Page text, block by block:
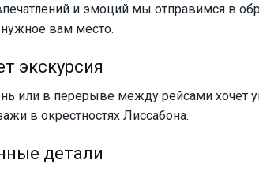
и эмоций мы отправимся в
вам место.
экскурсия
или в перерыве между рейсами хочет
в окрестностях Лиссабона.
детали